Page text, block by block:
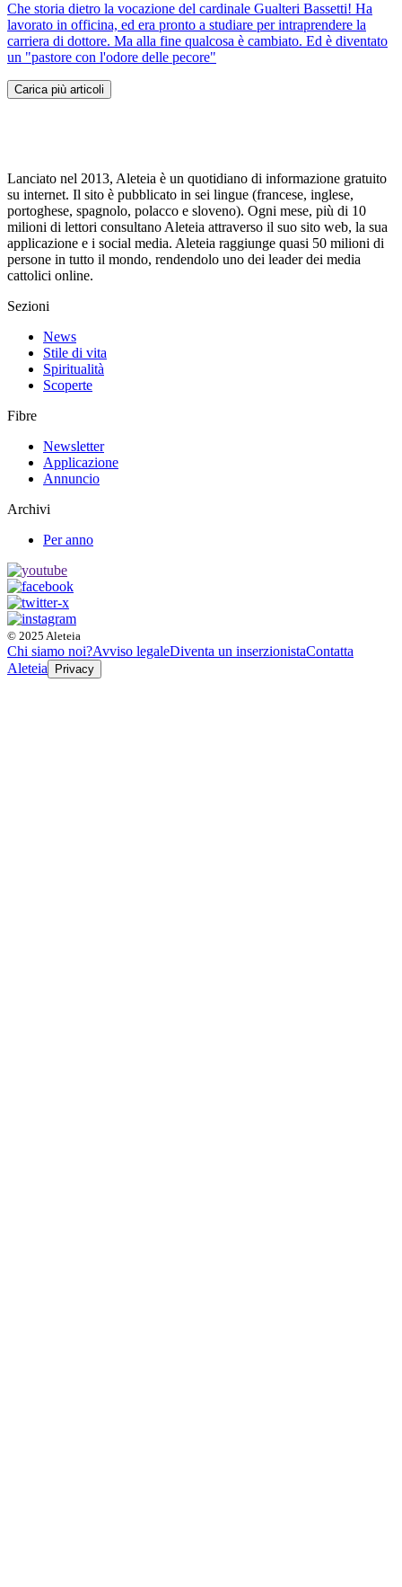
Che storia dietro la vocazione del cardinale Gualteri Bassetti! Ha
lavorato in officina, ed era pronto a studiare per intraprendere la
carriera di dottore. Ma alla fine qualcosa è cambiato. Ed è diventato
un "pastore con l'odore delle pecore"
Carica più articoli
Lanciato nel 2013, Aleteia è un quotidiano di informazione gratuito
su internet. Il sito è pubblicato in sei lingue (francese, inglese,
portoghese, spagnolo, polacco e sloveno). Ogni mese, più di 10
milioni di lettori consultano Aleteia attraverso il suo sito web, la sua
applicazione e i social media. Aleteia raggiunge quasi 50 milioni di
persone in tutto il mondo, rendendolo uno dei leader dei media
cattolici online.
Sezioni
News
Stile di vita
Spiritualità
Scoperte
Fibre
Newsletter
Applicazione
Annuncio
Archivi
Per anno
© 2025 Aleteia
Chi siamo noi?Avviso legaleDiventa un inserzionistaContatta
Aleteia
Privacy